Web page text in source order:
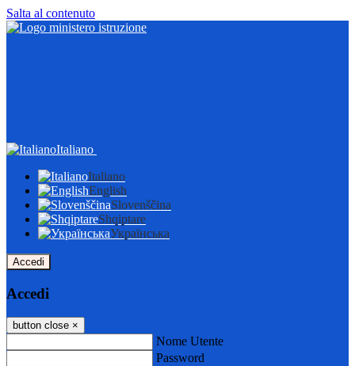
Salta al contenuto
Italiano
Italiano
English
Slovenščina
Shqiptare
Українська
Accedi
Accedi
button close ×
Nome Utente
Password